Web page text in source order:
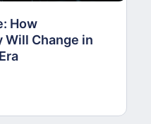
How
Change in